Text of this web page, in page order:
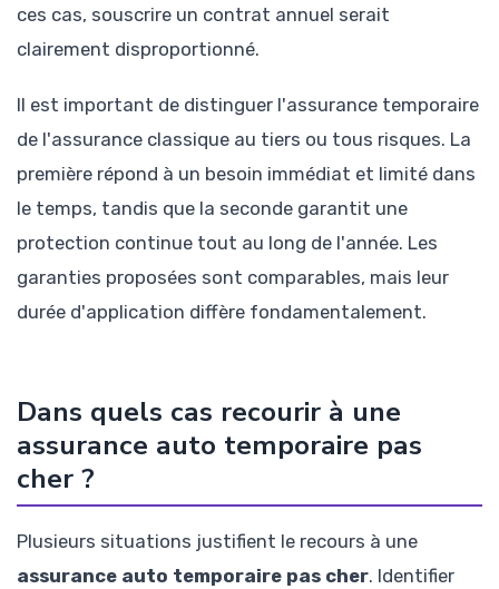
ces cas, souscrire un contrat annuel serait
clairement disproportionné.
Il est important de distinguer l'assurance temporaire
de l'assurance classique au tiers ou tous risques. La
première répond à un besoin immédiat et limité dans
le temps, tandis que la seconde garantit une
protection continue tout au long de l'année. Les
garanties proposées sont comparables, mais leur
durée d'application diffère fondamentalement.
Dans quels cas recourir à une
assurance auto temporaire pas
cher ?
Plusieurs situations justifient le recours à une
assurance auto temporaire pas cher. Identifier